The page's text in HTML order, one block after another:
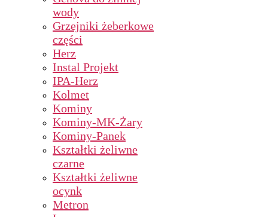
wody
Grzejniki żeberkowe
części
Herz
Instal Projekt
IPA-Herz
Kolmet
Kominy
Kominy-MK-Żary
Kominy-Panek
Kształtki żeliwne
czarne
Kształtki żeliwne
ocynk
Metron